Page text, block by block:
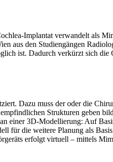
Implantat verwandelt als
aus den Studien­gängen
ist. Dadurch verkürzt sich
Dazu muss der oder die
Strukturen geben
einer 3D-Modellierung: Auf
für die weitere Planung als
erfolgt virtuell – mittels